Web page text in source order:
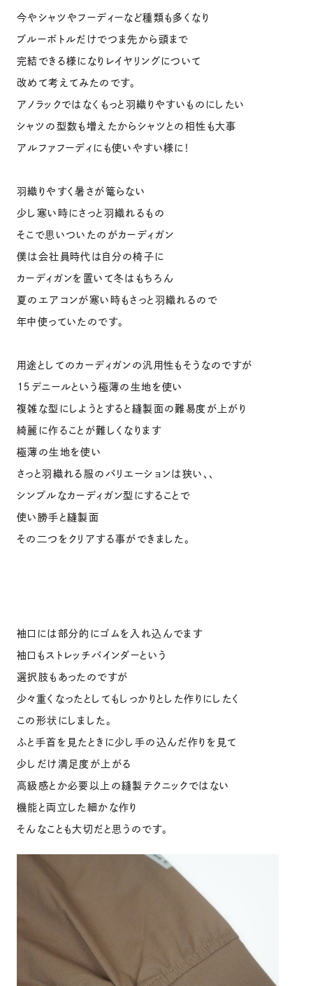
今やシャツやフーディーなど種類も多くなり
ブルーボトルだけでつま先から頭まで
完結できる様になりレイヤリングについて
改めて考えてみたのです。
アノラックではなくもっと羽織りやすいものにしたい
シャツの型数も増えたからシャツとの相性も大事
アルファフーディにも使いやすい様に！
羽織りやすく暑さが篭らない
少し寒い時にさっと羽織れるもの
そこで思いついたのがカーディガン
僕は会社員時代は自分の椅子に
カーディガンを置いて冬はもちろん
夏のエアコンが寒い時もさっと羽織れるので
年中使っていたのです。
用途としてのカーディガンの汎用性もそうなのですが
１５デニールという極薄の生地を使い
複雑な型にしようとすると縫製面の難易度が上がり
綺麗に作ることが難しくなります
極薄の生地を使い
さっと羽織れる服のバリエーションは狭い、、
シンプルなカーディガン型にすることで
使い勝手と縫製面
その二つをクリアする事ができました。
袖口には部分的にゴムを入れ込んでます
袖口もストレッチバインダーという
選択肢もあったのですが
少々重くなったとしてもしっかりとした作りにしたく
この形状にしました。
ふと手首を見たときに少し手の込んだ作りを見て
少しだけ満足度が上がる
高級感とか必要以上の縫製テクニックではない
機能と両立した細かな作り
そんなことも大切だと思うのです。